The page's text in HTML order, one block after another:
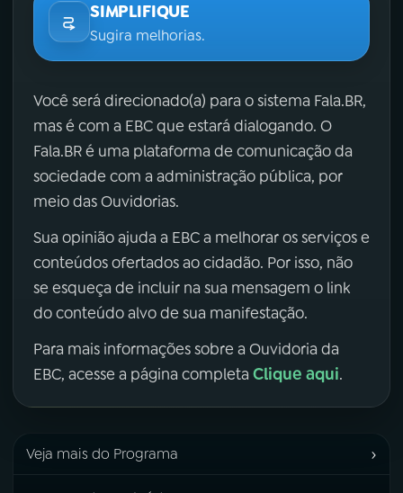
SIMPLIFIQUE
Sugira melhorias.
Você será direcionado(a) para o sistema Fala.BR,
mas é com a EBC que estará dialogando. O
Fala.BR é uma plataforma de comunicação da
sociedade com a administração pública, por
meio das Ouvidorias.
Sua opinião ajuda a EBC a melhorar os serviços e
conteúdos ofertados ao cidadão. Por isso, não
se esqueça de incluir na sua mensagem o link
do conteúdo alvo de sua manifestação.
Para mais informações sobre a Ouvidoria da
EBC, acesse a página completa Clique aqui.
Veja mais do Programa ›